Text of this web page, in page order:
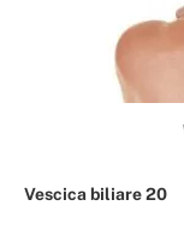
Vescica biliare 20